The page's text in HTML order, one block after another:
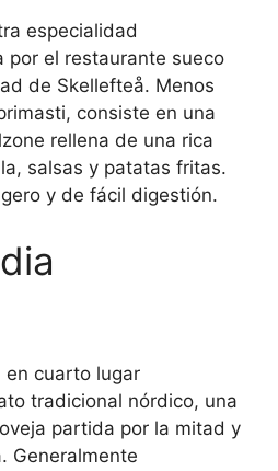
especialidad
por el restaurante sueco
de Skellefteå. Menos
consiste en una
rellena de una rica
salsas y patatas fritas.
y de fácil digestión.
en cuarto lugar
tradicional nórdico, una
partida por la mitad y
Generalmente